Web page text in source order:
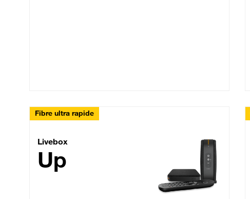
Fibre ultra rapide
Livebox Up Fibre
Livebox
Up